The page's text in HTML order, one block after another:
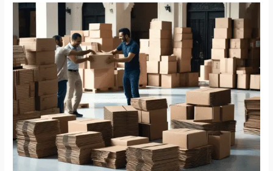
بيع
كراتين
فارغة
بحدائق
القبة
|
أفضل
العروض